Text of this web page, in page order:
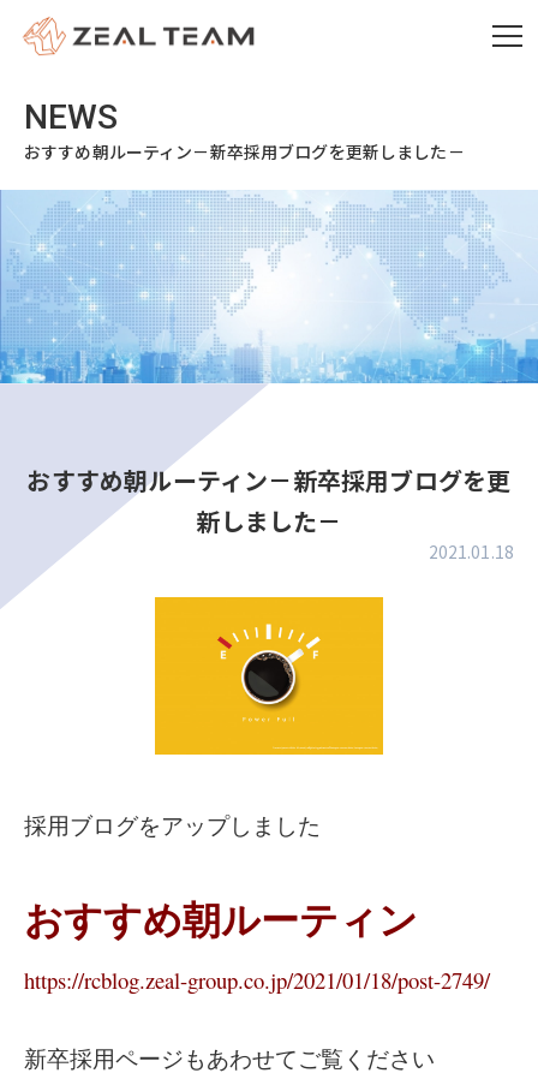
おすすめ朝ルーティン－新卒採用ブログを更新しました－
おすすめ朝ルーティン－新卒採用ブログを更
新しました－
2021.01.18
採用ブログをアップしました
おすすめ朝ルーティン
https://rcblog.zeal-group.co.jp/2021/01/18/post-2749/
新卒採用ページもあわせてご覧ください